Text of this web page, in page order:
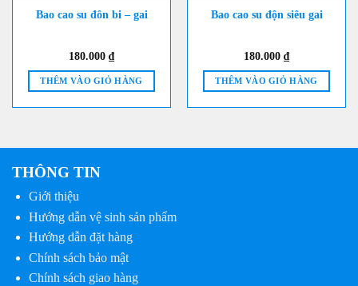
Bao cao su đôn bi – gai
180.000 ₫
THÊM VÀO GIỎ HÀNG
Bao cao su độn siêu gai
180.000 ₫
THÊM VÀO GIỎ HÀNG
THÔNG TIN
Giới thiệu
Hướng dẫn vệ sinh sản phẩm
Hướng dẫn đặt hàng
Chính sách bảo mật
Chính sách giao hàng